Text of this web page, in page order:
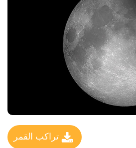
تراكب القمر